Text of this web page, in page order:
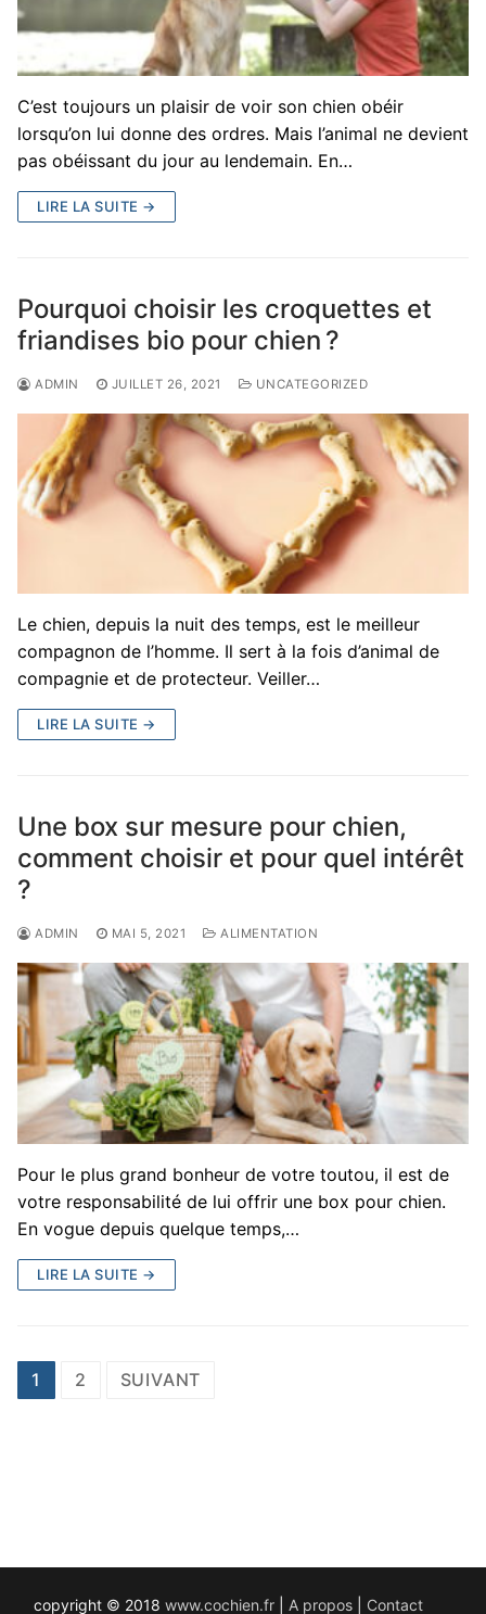
C’est toujours un plaisir de voir son chien obéir
lorsqu’on lui donne des ordres. Mais l’animal ne devient
pas obéissant du jour au lendemain. En…
LIRE LA SUITE →
Pourquoi choisir les croquettes et
friandises bio pour chien ?
ADMIN JUILLET 26, 2021 UNCATEGORIZED
Le chien, depuis la nuit des temps, est le meilleur
compagnon de l’homme. Il sert à la fois d’animal de
compagnie et de protecteur. Veiller…
LIRE LA SUITE →
Une box sur mesure pour chien,
comment choisir et pour quel intérêt
?
ADMIN MAI 5, 2021 ALIMENTATION
Pour le plus grand bonheur de votre toutou, il est de
votre responsabilité de lui offrir une box pour chien.
En vogue depuis quelque temps,…
LIRE LA SUITE →
Pagination
1 2 SUIVANT
copyright © 2018 www.cochien.fr A propos Contact